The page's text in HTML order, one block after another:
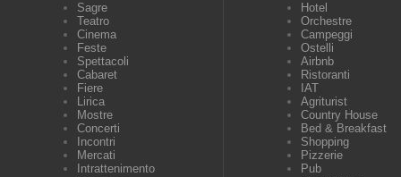
Sagre
Teatro
Cinema
Feste
Spettacoli
Cabaret
Fiere
Lirica
Mostre
Concerti
Incontri
Mercati
Intrattenimento
Hotel
Orchestre
Campeggi
Ostelli
Airbnb
Ristoranti
IAT
Agriturist
Country House
Bed & Breakfast
Shopping
Pizzerie
Pub